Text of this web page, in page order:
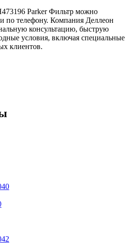
Parker Фильтр можно
по телефону. Компания Деллеон
консультацию, быструю
условия, включая специальные
клиентов.